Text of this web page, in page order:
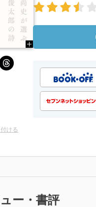
ける
ー・書評